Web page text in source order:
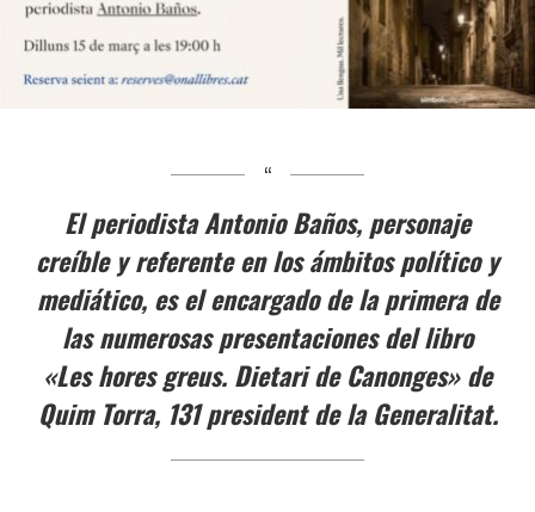
El periodista Antonio Baños, personaje
creíble y referente en los ámbitos político y
mediático, es el encargado de la primera de
las numerosas presentaciones del libro
«Les hores greus. Dietari de Canonges» de
Quim Torra, 131 president de la Generalitat.